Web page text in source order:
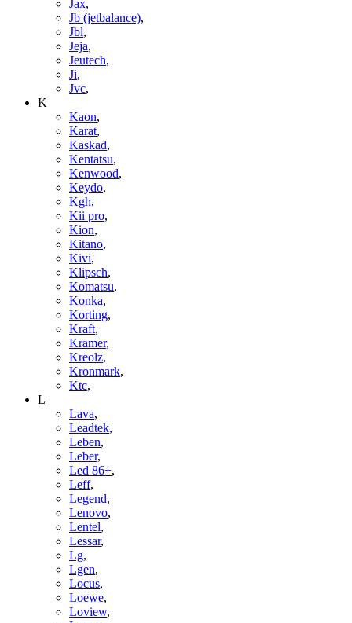
Jax,
Jb (jetbalance),
Jbl,
Jeja,
Jeutech,
Ji,
Jvc,
K
Kaon,
Karat,
Kaskad,
Kentatsu,
Kenwood,
Keydo,
Kgh,
Kii pro,
Kion,
Kitano,
Kivi,
Klipsch,
Komatsu,
Konka,
Korting,
Kraft,
Kramer,
Kreolz,
Kronmark,
Ktc,
L
Lava,
Leadtek,
Leben,
Leber,
Led 86+,
Leff,
Legend,
Lenovo,
Lentel,
Lessar,
Lg,
Lgen,
Locus,
Loewe,
Loview,